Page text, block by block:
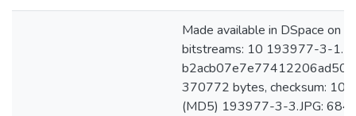
Made available in DSpace on
bitstreams: 10 193977-3-
370772 bytes, checksum:
(MD5) 193977-3-3.JPG: